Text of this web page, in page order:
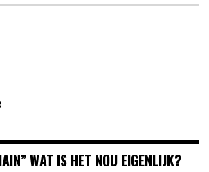
WAT IS HET NOU EIGENLIJK?